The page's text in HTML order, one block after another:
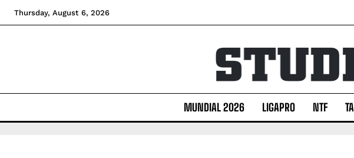
Thursday, August 6, 2026
MUNDIAL 2026 LIGAPRO NTF